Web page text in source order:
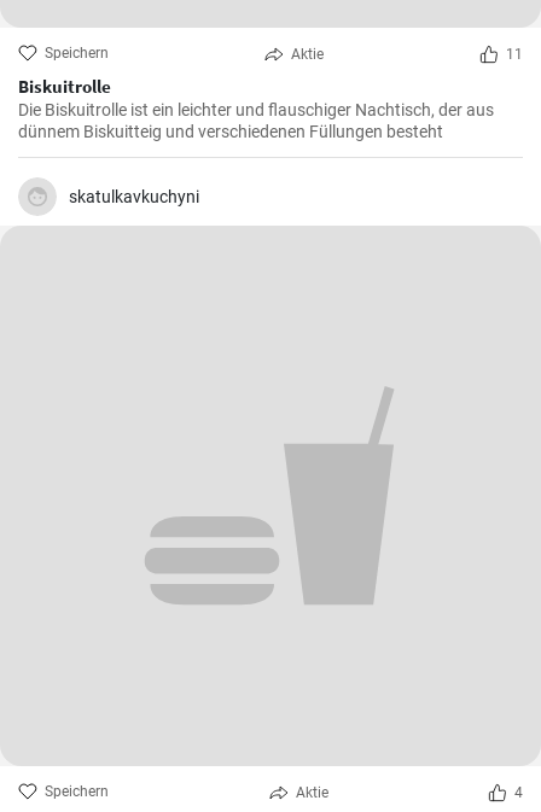
Speichern Aktie 11
Biskuitrolle
Die Biskuitrolle ist ein leichter und flauschiger Nachtisch, der aus
dünnem Biskuitteig und verschiedenen Füllungen besteht
skatulkavkuchyni
Speichern Aktie 4